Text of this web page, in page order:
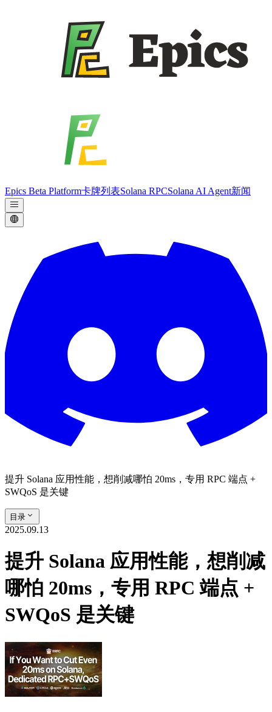
Epics Beta Platform卡牌列表Solana RPCSolana AI Agent新闻
提升 Solana 应用性能，想削减哪怕 20ms，专用 RPC 端点 +
SWQoS 是关键
目录
2025.09.13
提升 Solana 应用性能，想削减
哪怕 20ms，专用 RPC 端点 +
SWQoS 是关键